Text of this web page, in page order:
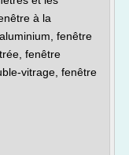
à la
fenêtre
fenêtre
vitrage, fenêtre